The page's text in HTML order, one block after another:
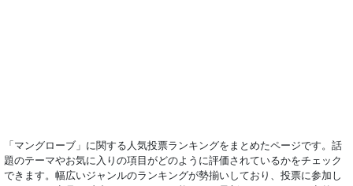
「マングローブ」に関する人気投票ランキングをまとめたページです。話
題のテーマやお気に入りの項目がどのように評価されているかをチェック
できます。幅広いジャンルのランキングが勢揃いしており、投票に参加し